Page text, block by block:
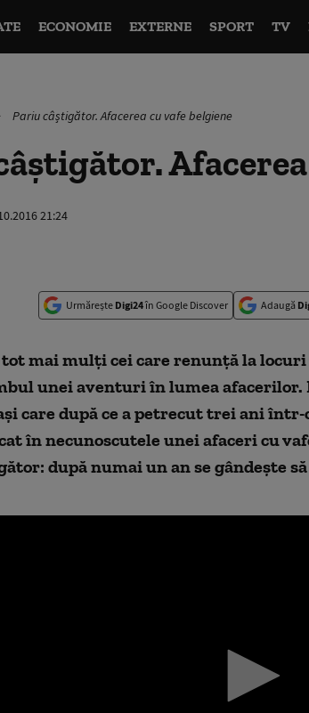
ECONOMIE EXTERNE SPORT TV
Pariu câștigător. Afacerea cu vafe belgiene
21:24
Urmărește Digi24în Google Discover Adaugă
mai mulţi cei care renunţă la
unei aventuri în lumea afacerilor.
care după ce a petrecut trei ani
în necunoscutele unei afaceri cu
după numai un an se gândeşte